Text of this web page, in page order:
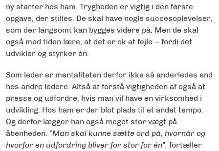
ny starter hos ham. Trygheden er vigtig i den første
opgave, der stilles. De skal have nogle succesoplevelser,
som der langsomt kan bygges videre på. Men de skal
også med tiden lære, at det er ok at fejle – fordi det
udvikler og styrker én.
Som leder er mentaliteten derfor ikke så anderledes end
hos andre ledere. Altså at forstå vigtigheden af også at
presse og udfordre, hvis man vil have en virksomhed i
udvikling. Hos ham er der blot plads til et andet tempo.
Og derfor lægger han også meget stor vægt på
åbenheden. ”Man skal kunne sætte ord på, hvornår og
hvorfor en udfordring bliver for stor for én”, fortæller